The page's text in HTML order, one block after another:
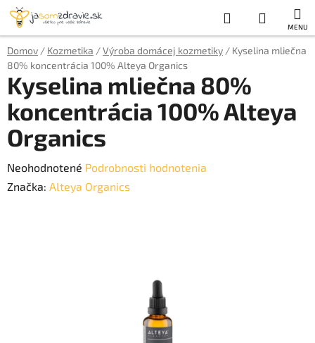
Prejsť
obsah
Hľadať
KOŠÍK
Domov / Kozmetika /Výroba domácej kozmetiky / Kyselina mliečna
80% koncentrácia 100% Alteya Organics
Kyselina mliečna 80%
koncentrácia 100% Alteya
Organics
Priemerné
hodnotenie
Neohodnotené Podrobnosti hodnotenia
Značka: Alteya Organics